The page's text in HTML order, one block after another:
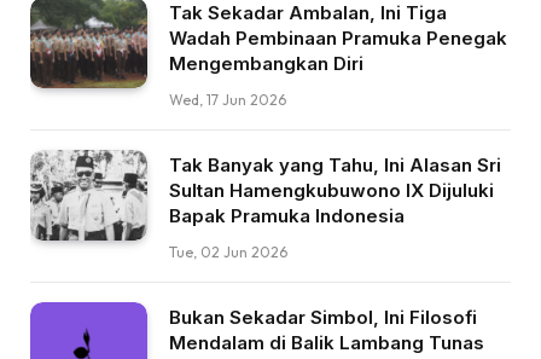
Tak Sekadar Ambalan, Ini Tiga
Wadah Pembinaan Pramuka Penegak
Mengembangkan Diri
Wed, 17 Jun 2026
Tak Banyak yang Tahu, Ini Alasan Sri
Sultan Hamengkubuwono IX Dijuluki
Bapak Pramuka Indonesia
Tue, 02 Jun 2026
Bukan Sekadar Simbol, Ini Filosofi
Mendalam di Balik Lambang Tunas